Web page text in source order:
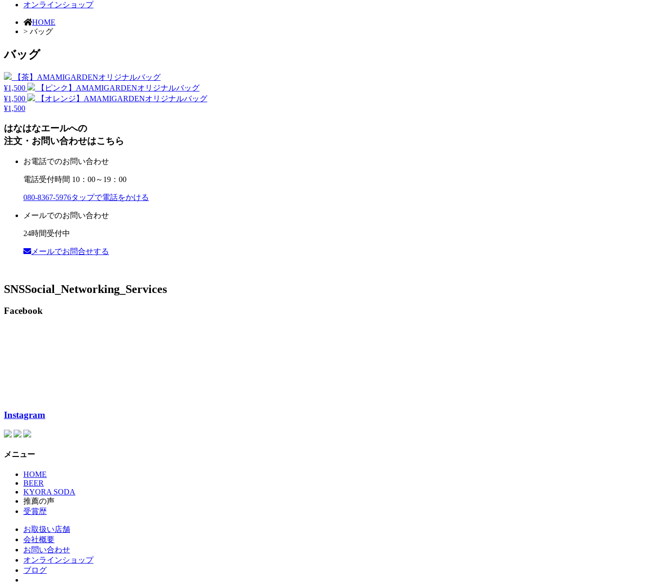
オンラインショップ
HOME
> バッグ
バッグ
【茶】AMAMIGARDENオリジナルバッグ
¥1,500
【ピンク】AMAMIGARDENオリジナルバッグ
¥1,500
【オレンジ】AMAMIGARDENオリジナルバッグ
¥1,500
はなはなエールへの
注文・お問い合わせはこちら
お電話でのお問い合わせ
電話受付時間 10：00～19：00
080-8367-5976タップで電話をかける
メールでのお問い合わせ
24時間受付中
メールでお問合せする
SNSSocial_Networking_Services
Facebook
Instagram
メニュー
HOME
BEER
KYORA SODA
推薦の声
受賞歴
お取扱い店舗
会社概要
お問い合わせ
オンラインショップ
ブログ